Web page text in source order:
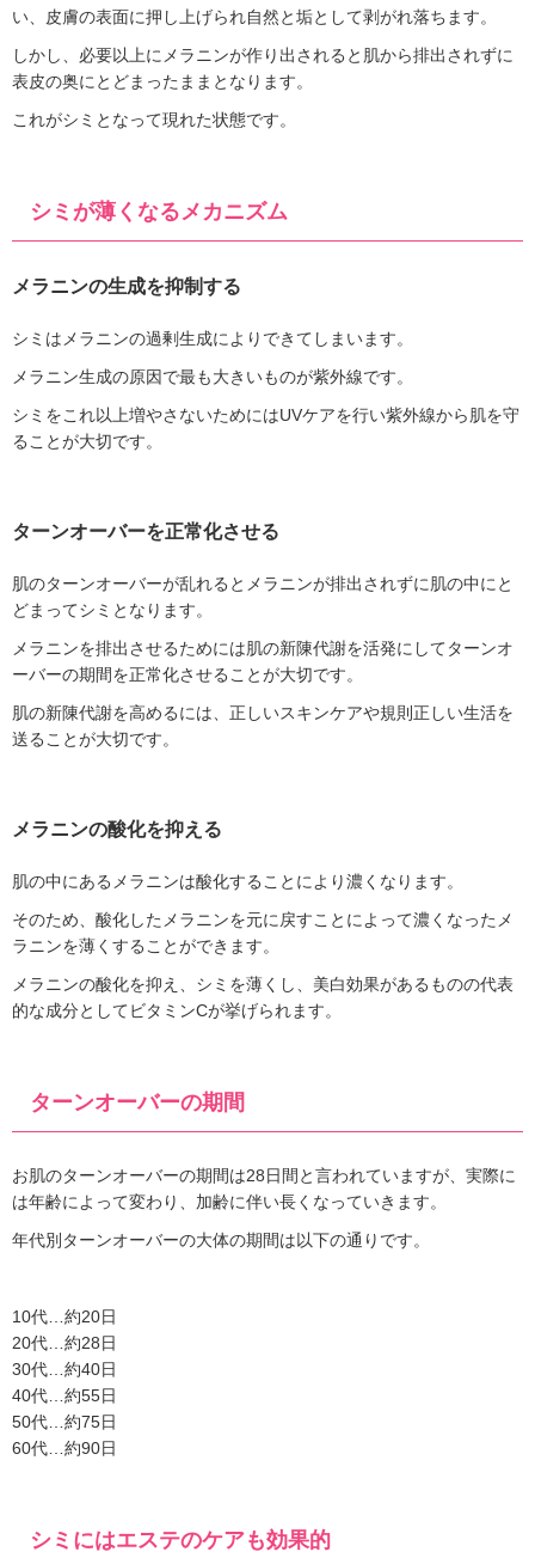
い、皮膚の表面に押し上げられ自然と垢として剥がれ落ちます。
しかし、必要以上にメラニンが作り出されると肌から排出されずに
表皮の奥にとどまったままとなります。
これがシミとなって現れた状態です。
シミが薄くなるメカニズム
メラニンの生成を抑制する
シミはメラニンの過剰生成によりできてしまいます。
メラニン生成の原因で最も大きいものが紫外線です。
シミをこれ以上増やさないためにはUVケアを行い紫外線から肌を守
ることが大切です。
ターンオーバーを正常化させる
肌のターンオーバーが乱れるとメラニンが排出されずに肌の中にと
どまってシミとなります。
メラニンを排出させるためには肌の新陳代謝を活発にしてターンオ
ーバーの期間を正常化させることが大切です。
肌の新陳代謝を高めるには、正しいスキンケアや規則正しい生活を
送ることが大切です。
メラニンの酸化を抑える
肌の中にあるメラニンは酸化することにより濃くなります。
そのため、酸化したメラニンを元に戻すことによって濃くなったメ
ラニンを薄くすることができます。
メラニンの酸化を抑え、シミを薄くし、美白効果があるものの代表
的な成分としてビタミンCが挙げられます。
ターンオーバーの期間
お肌のターンオーバーの期間は28日間と言われていますが、実際に
は年齢によって変わり、加齢に伴い長くなっていきます。
年代別ターンオーバーの大体の期間は以下の通りです。
10代…約20日
20代…約28日
30代…約40日
40代…約55日
50代…約75日
60代…約90日
シミにはエステのケアも効果的